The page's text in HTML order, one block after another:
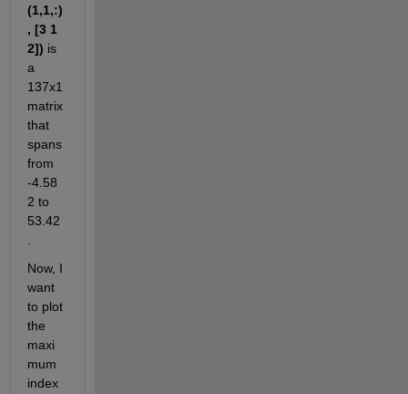
(1,1,:)
, [3 1
2]) is
a
137x1
matrix
that
spans
from
-4.58
2 to
53.42
Now, I
want
to plot
the
maxi
mum
index